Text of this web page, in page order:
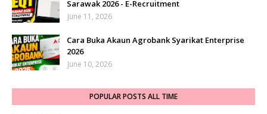
Sarawak 2026 - E-Recruitment
June 11, 2026
Cara Buka Akaun Agrobank Syarikat Enterprise
2026
June 10, 2026
POPULAR POSTS ALL TIME